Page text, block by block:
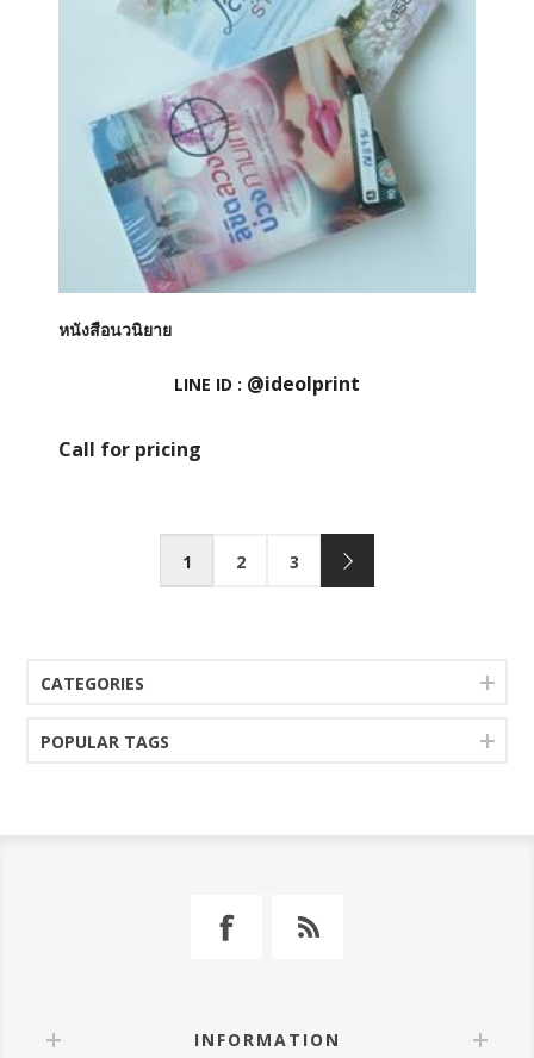
หนังสือนวนิยาย
LINE ID : @ideolprint
Call for pricing
1 2 3
CATEGORIES
POPULAR TAGS
INFORMATION